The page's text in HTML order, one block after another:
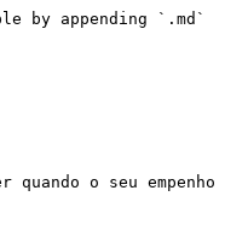
by appending `.md`
o seu empenho